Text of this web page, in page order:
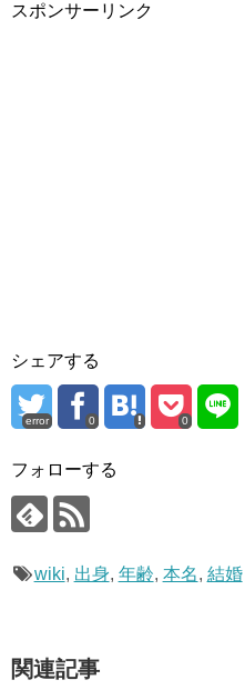
スポンサーリンク
シェアする
error 0 0
フォローする
wiki, 出身, 年齢, 本名, 結婚
関連記事